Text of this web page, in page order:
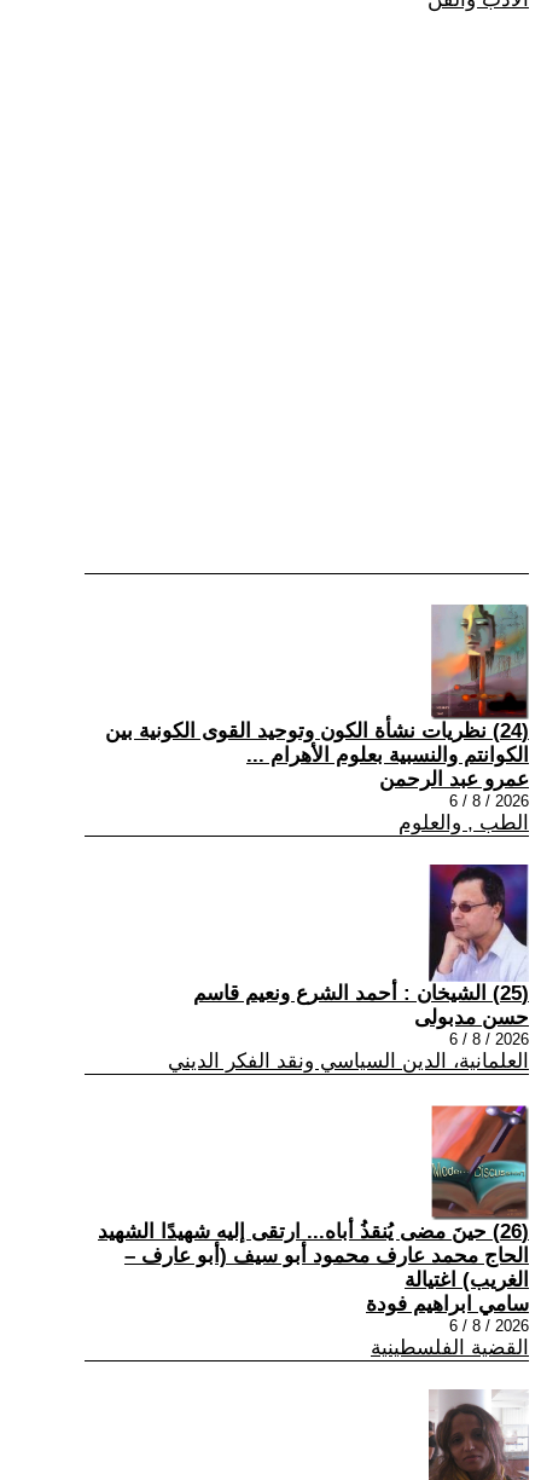
(24) نظريات نشأة الكون وتوحيد القوى الكونية بين
الكوانتم والنسبية بعلوم الأهرام ...
عمرو عبد الرحمن
2026 / 8 / 6
الطب , والعلوم
(25) الشيخان : أحمد الشرع ونعيم قاسم
حسن مدبولى
2026 / 8 / 6
العلمانية، الدين السياسي ونقد الفكر الديني
(26) حينَ مضى يُنقذُ أباه... ارتقى إليه شهيدًا الشهيد
الحاج محمد عارف محمود أبو سيف (أبو عارف –
الغريب) اغتيالة
سامي ابراهيم فودة
2026 / 8 / 6
القضية الفلسطينية